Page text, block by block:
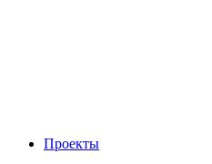
Проекты